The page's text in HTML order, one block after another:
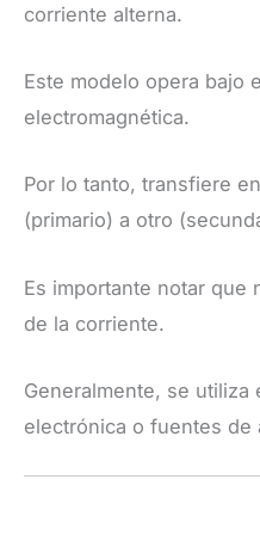
corriente alterna.
Este modelo opera bajo
electromagnética.
Por lo tanto, transfiere
(primario) a otro
Es importante notar que
de la corriente.
Generalmente, se utiliza
electrónica o fuentes de